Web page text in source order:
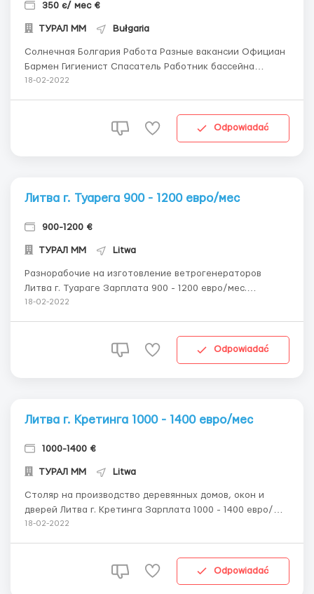
350 є/ мес €
ТУРАЛ ММ Bułgaria
Солнечная Болгария Работа Разные вакансии Официан
Бармен Гигиенист Спасатель Работник бассейна
Работник пляжа Помощник повара Жилье,питание
18-02-2022
Odpowiadać
Литва г. Туарега 900 - 1200 евро/мес
900-1200 €
ТУРАЛ ММ Litwa
Разнорабочие на изготовление ветрогенераторов
Литва г. Туараге Зарплата 900 - 1200 евро/мес.
Требования: Мужчина, женщины семеный пары до 55
специальную ткань, накрывать пленкой, напо...
18-02-2022
Odpowiadać
Литва г. Кретинга 1000 - 1400 евро/мес
1000-1400 €
ТУРАЛ ММ Litwa
Столяр на производство деревянных домов, окон и
дверей Литва г. Кретинга Зарплата 1000 - 1400 евро/
мес. Требования: Мужчина до 55 лет. Физически
окон и дверей. Монтаж оконной и дверно...
18-02-2022
Odpowiadać